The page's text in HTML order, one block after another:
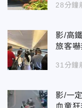
28分鐘
影/高
旅客嚇
31分鐘
影/一
血童